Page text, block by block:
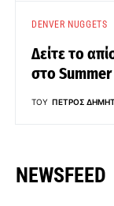
DENVER NUGGETS
Δείτε το
στο
ΤΟΥ ΠΈΤΡΟΣ
NEWSFEED